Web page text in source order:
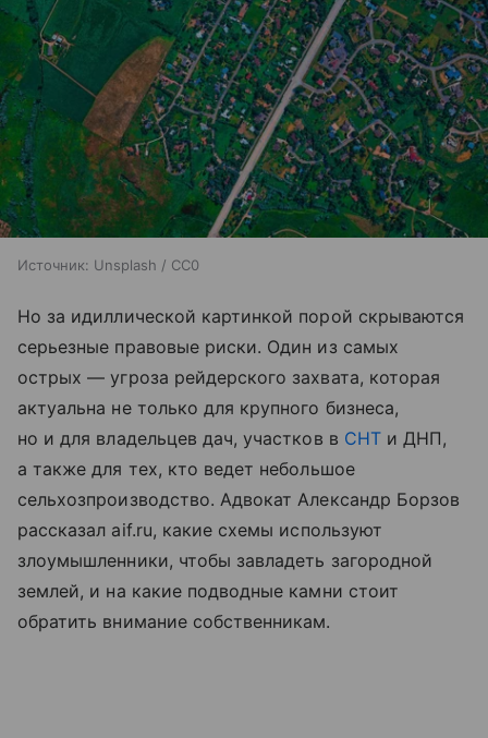
Источник: Unsplash / CC0
Но за идиллической картинкой порой скрываются
серьезные правовые риски. Один из самых
острых — угроза рейдерского захвата, которая
актуальна не только для крупного бизнеса,
но и для владельцев дач, участков в СНТи ДНП,
а также для тех, кто ведет небольшое
сельхозпроизводство. Адвокат Александр Борзов
рассказал aif.ru, какие схемы используют
злоумышленники, чтобы завладеть загородной
землей, и на какие подводные камни стоит
обратить внимание собственникам.